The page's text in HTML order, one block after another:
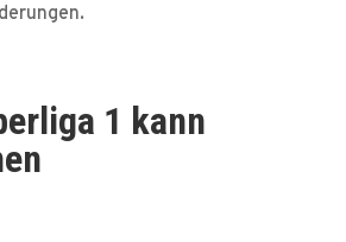
1 kann